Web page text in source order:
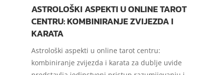
ASTROLOŠKI ASPEKTI U ONLINE TAROT
CENTRU: KOMBINIRANJE ZVIJEZDA I
KARATA
Astrološki aspekti u online tarot centru:
kombiniranje zvijezda i karata za dublje uvide